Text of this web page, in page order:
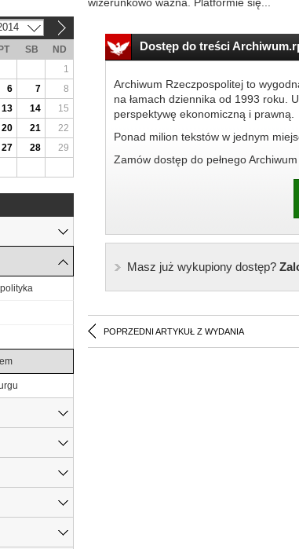
Dostęp do treści
Archiwum Rzeczpospolitej to
na łamach dziennika od 1993 roku.
perspektywę ekonomiczną i prawną.
Ponad milion tekstów w jednym
Zamów dostęp do pełnego
Masz już wykupiony dostęp?
POPRZEDNI ARTYKUŁ Z WYDANIA
SB
ND
1
6 7
8
13 14
15
20 21
22
27 28
29